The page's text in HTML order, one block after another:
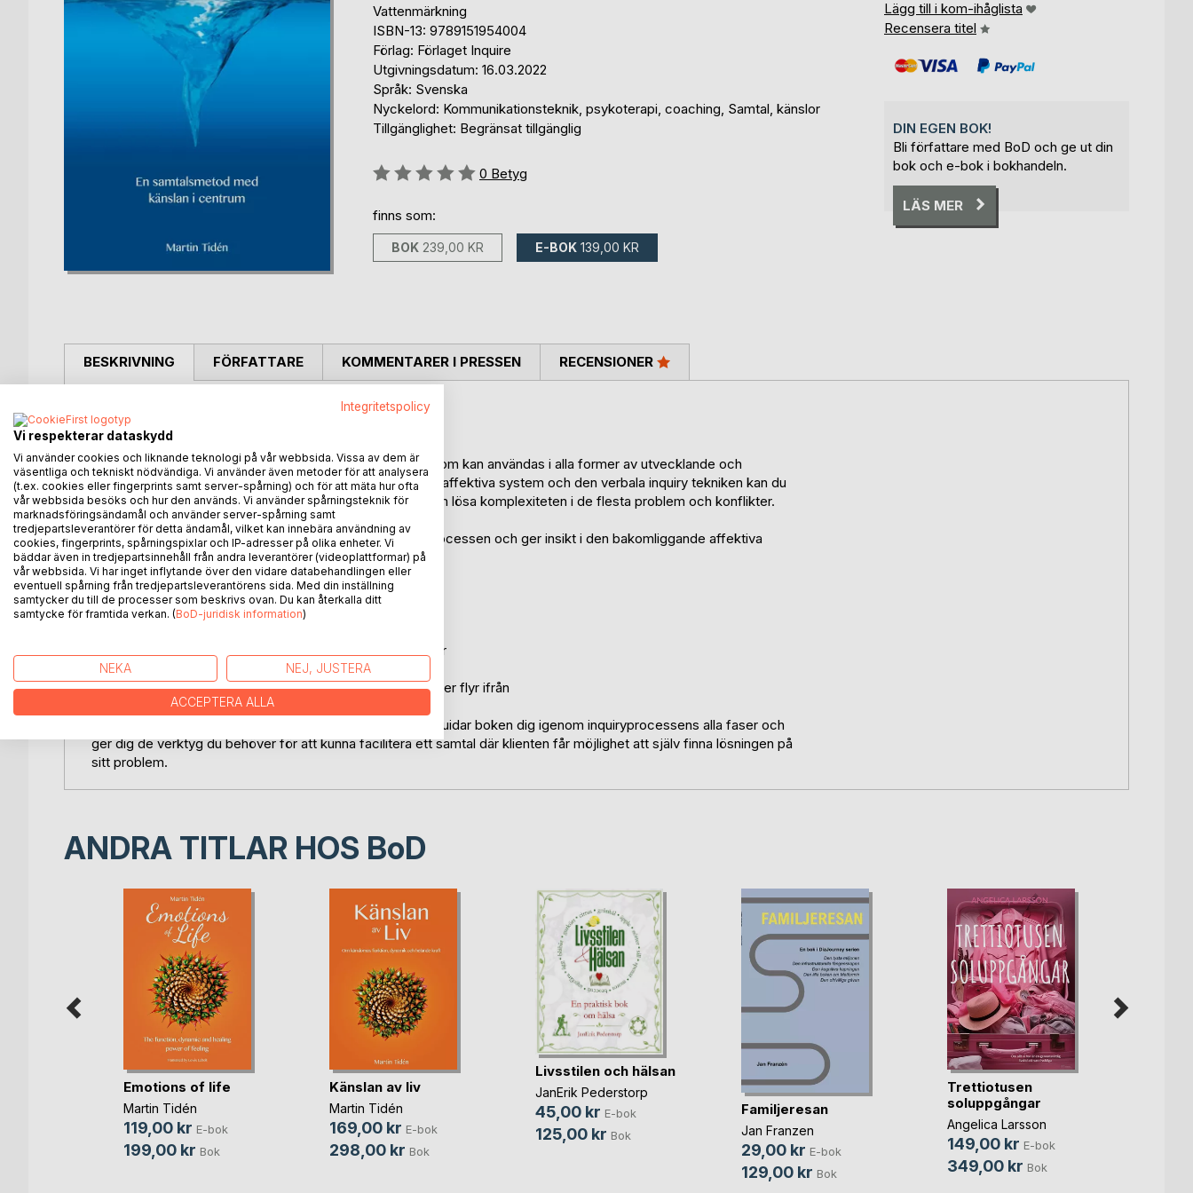
Vattenmärkning
ISBN-13: 9789151954004
Förlag: Förlaget Inquire
Utgivningsdatum: 16.03.2022
Språk: Svenska
Nyckelord: Kommunikationsteknik, psykoterapi, coaching, Samtal, känslor
Tillgänglighet: Begränsat tillgänglig
Betyg::
0 Betyg
finns som:
BOK 239,00 KR E-BOK 139,00 KR
Lägg till i kom-ihåglista
Recensera titel
DIN EGEN BOK!
Bli författare med BoD och ge ut din
bok och e-bok i bokhandeln.
LÄS MER
BESKRIVNING
- En samtalsmetod med känslan i centrum.
Affective Inquiry är en dynamisk kommunikationsmetod som kan användas i alla former av utvecklande och
terapeutiska samtal. Utifrån en förståelse för människans affektiva system och den verbala inquiry­ tekniken kan du
med hjälp av Affective Inquiry empatiskt skära igenom och lösa komplexiteten i de flesta problem och konflikter.
Boken behandlar den mellanmänskliga kommunikationsprocessen och ger insikt i den bakomliggande affektiva
dynamiken.
Du lär dig bland annat:
- att förstå den affektiva processen i kommunikationen
- att förstå dynamiken som orsakar problem och konflikter
- att upptäcka och upplösa motstånd mot förändring
- att rikta fokus mot det din klient undviker, kämpar mot eller flyr ifrån
Med hjälp av teori, praktiska beskrivningar och exempel guidar boken dig igenom inquiry­processens alla faser och
ger dig de verktyg du behöver för att kunna facilitera ett samtal där klienten får möjlighet att själv finna lösningen på
sitt problem.
FÖRFATTARE KOMMENTARER I PRESSEN RECENSIONER
ANDRA TITLAR HOS BoD
Emotions of life
Martin Tidén
119,00 kr E-bok
199,00 kr Bok
Känslan av liv
Martin Tidén
169,00 kr E-bok
298,00 kr Bok
Livsstilen och hälsan
JanErik Pederstorp
45,00 kr E-bok
125,00 kr Bok
Familjeresan
Jan Franzen
29,00 kr E-bok
129,00 kr Bok
Trettiotusen
soluppgångar
Angelica Larsson
149,00 kr E-bok
349,00 kr Bok
Integritetspolicy
Vi respekterar dataskydd
Vi använder cookies och liknande teknologi på vår webbsida. Vissa av dem är
väsentliga och tekniskt nödvändiga. Vi använder även metoder för att analysera
(t.ex. cookies eller fingerprints samt server-spårning) och för att mäta hur ofta
vår webbsida besöks och hur den används. Vi använder spårningsteknik för
marknadsföringsändamål och använder server-spårning samt
tredjepartsleverantörer för detta ändamål, vilket kan innebära användning av
cookies, fingerprints, spårningspixlar och IP-adresser på olika enheter. Vi
bäddar även in tredjepartsinnehåll från andra leverantörer (videoplattformar) på
vår webbsida. Vi har inget inflytande över den vidare databehandlingen eller
eventuell spårning från tredjepartsleverantörens sida. Med din inställning
samtycker du till de processer som beskrivs ovan. Du kan återkalla ditt
samtycke för framtida verkan. (BoD-juridisk information)
NEKA NEJ, JUSTERA
ACCEPTERA ALLA